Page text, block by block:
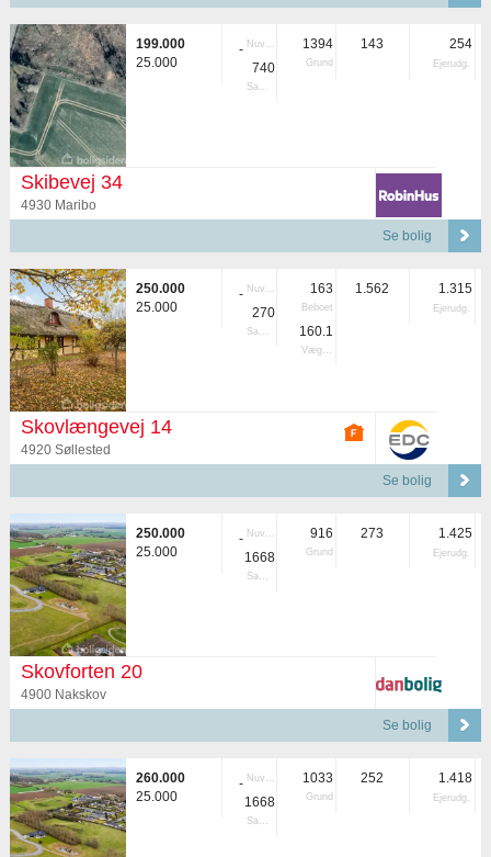
199.000
25.000
- Nuvær.
740
Samlet
1394
Grund
143 254
Ejerudg.
Skibevej 34
4930 Maribo
Se bolig
250.000
25.000
- Nuvær.
270
Samlet
163
Beboet
160.1
Vægtet
1.562 1.315
Ejerudg.
Skovlængevej 14
4920 Søllested
Se bolig
250.000
25.000
- Nuvær.
1668
Samlet
916
Grund
273 1.425
Ejerudg.
Skovforten 20
4900 Nakskov
Se bolig
260.000
25.000
- Nuvær.
1668
Samlet
1033
Grund
252 1.418
Ejerudg.